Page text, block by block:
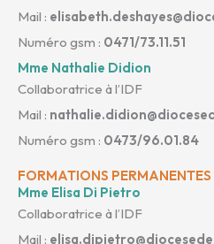
Mail :
Numéro gsm : 0471/73.11.51
Mme Nathalie Didion
Collaboratrice à l’IDF
Mail :
Numéro gsm : 0473/96.01.84
FORMATIONS PERMANENTES
Mme Elisa Di Pietro
Collaboratrice à l’IDF
Mail :